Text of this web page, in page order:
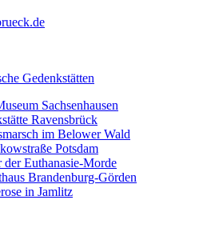
Sachsenhausen
Ravensbrück
im Belower Wald
Potsdam
der Euthanasie-Morde
Brandenburg-Görden
in Jamlitz